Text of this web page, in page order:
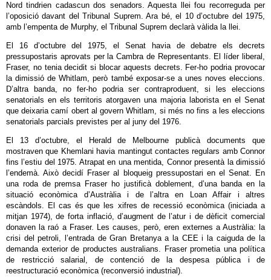
Nord tindrien cadascun dos senadors. Aquesta llei fou recorreguda per
l’oposició davant del Tribunal Suprem. Ara bé, el 10 d’octubre del 1975,
amb l’empenta de Murphy, el Tribunal Suprem declarà vàlida la llei.
El 16 d’octubre del 1975, el Senat havia de debatre els decrets
pressupostaris aprovats per la Cambra de Representants. El líder liberal,
Fraser, no tenia decidit si blocar aquests decrets. Fer-ho podria provocar
la dimissió de Whitlam, però també exposar-se a unes noves eleccions.
D’altra banda, no fer-ho podria ser contraproduent, si les eleccions
senatorials en els territoris atorgaven una majoria laborista en el Senat
que deixaria camí obert al govern Whitlam, si més no fins a les eleccions
senatorials parcials previstes per al juny del 1976.
El 13 d’octubre, el Herald de Melbourne publicà documents que
mostraven que Khemlani havia mantingut contactes regulars amb Connor
fins l’estiu del 1975. Atrapat en una mentida, Connor presentà la dimissió
l’endemà. Això decidí Fraser al bloqueig pressupostari en el Senat. En
una roda de premsa Fraser ho justificà doblement, d’una banda en la
situació econòmica d’Austràlia i de l’altra en Loan Affair i altres
escàndols. El cas és que les xifres de recessió econòmica (iniciada a
mitjan 1974), de forta inflació, d’augment de l’atur i de dèficit comercial
donaven la raó a Fraser. Les causes, però, eren externes a Austràlia: la
crisi del petroli, l’entrada de Gran Bretanya a la CEE i la caiguda de la
demanda exterior de productes australians. Fraser prometia una política
de restricció salarial, de contenció de la despesa pública i de
reestructuració econòmica (reconversió industrial).